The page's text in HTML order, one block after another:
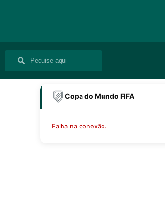
Pesquisar
Pesquisar
Copa do Mundo FIFA
Falha na conexão.